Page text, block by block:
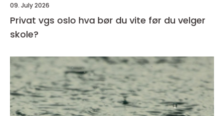
09. July 2026
Privat vgs oslo hva bør du vite før du velger
skole?